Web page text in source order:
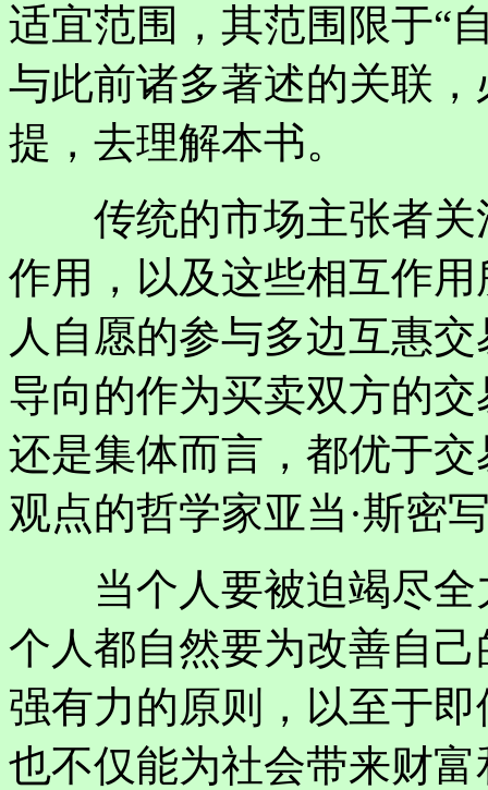
适宜范围，其范围限于“
与此前诸多著述的关联
提，去理解本书。
传统的市场主张者关
作用，以及这些相互作
人自愿的参与多边互惠
导向的作为买卖双方的
还是集体而言，都优于
观点的哲学家亚当·斯密
当个人要被迫竭尽全
个人都自然要为改善自
强有力的原则，以至于
也不仅能为社会带来财